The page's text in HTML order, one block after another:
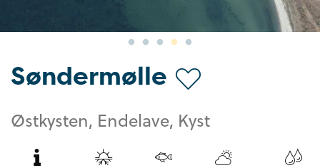
Søndermølle
Østkysten, Endelave, Kyst